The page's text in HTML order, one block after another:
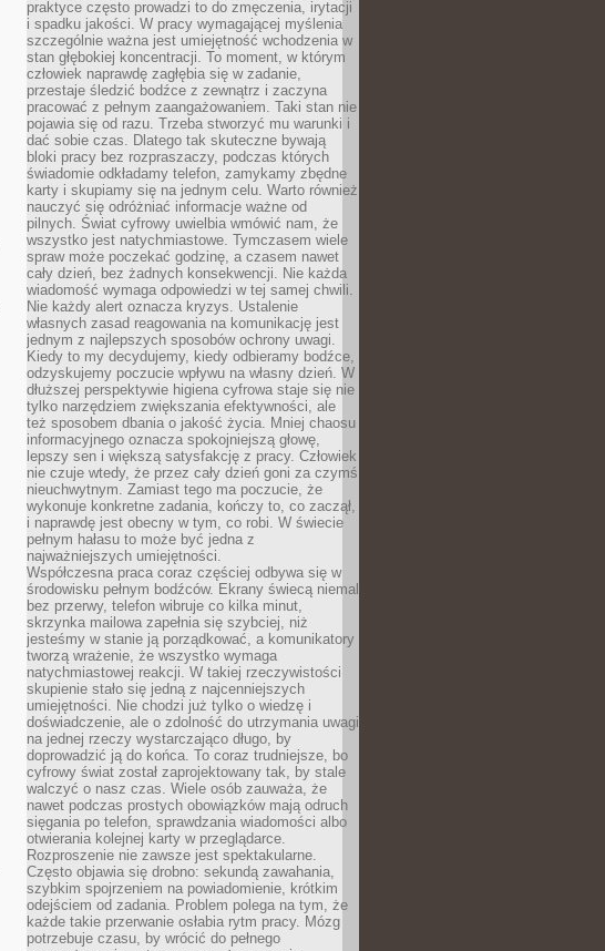
praktyce często prowadzi to do zmęczenia, irytacji
i spadku jakości. W pracy wymagającej myślenia
szczególnie ważna jest umiejętność wchodzenia w
stan głębokiej koncentracji. To moment, w którym
człowiek naprawdę zagłębia się w zadanie,
przestaje śledzić bodźce z zewnątrz i zaczyna
pracować z pełnym zaangażowaniem. Taki stan nie
pojawia się od razu. Trzeba stworzyć mu warunki i
dać sobie czas. Dlatego tak skuteczne bywają
bloki pracy bez rozpraszaczy, podczas których
świadomie odkładamy telefon, zamykamy zbędne
karty i skupiamy się na jednym celu. Warto również
nauczyć się odróżniać informacje ważne od
pilnych. Świat cyfrowy uwielbia wmówić nam, że
wszystko jest natychmiastowe. Tymczasem wiele
spraw może poczekać godzinę, a czasem nawet
cały dzień, bez żadnych konsekwencji. Nie każda
wiadomość wymaga odpowiedzi w tej samej chwili.
Nie każdy alert oznacza kryzys. Ustalenie
własnych zasad reagowania na komunikację jest
jednym z najlepszych sposobów ochrony uwagi.
Kiedy to my decydujemy, kiedy odbieramy bodźce,
odzyskujemy poczucie wpływu na własny dzień. W
dłuższej perspektywie higiena cyfrowa staje się nie
tylko narzędziem zwiększania efektywności, ale
też sposobem dbania o jakość życia. Mniej chaosu
informacyjnego oznacza spokojniejszą głowę,
lepszy sen i większą satysfakcję z pracy. Człowiek
nie czuje wtedy, że przez cały dzień goni za czymś
nieuchwytnym. Zamiast tego ma poczucie, że
wykonuje konkretne zadania, kończy to, co zaczął,
i naprawdę jest obecny w tym, co robi. W świecie
pełnym hałasu to może być jedna z
najważniejszych umiejętności.
Współczesna praca coraz częściej odbywa się w
środowisku pełnym bodźców. Ekrany świecą niemal
bez przerwy, telefon wibruje co kilka minut,
skrzynka mailowa zapełnia się szybciej, niż
jesteśmy w stanie ją porządkować, a komunikatory
tworzą wrażenie, że wszystko wymaga
natychmiastowej reakcji. W takiej rzeczywistości
skupienie stało się jedną z najcenniejszych
umiejętności. Nie chodzi już tylko o wiedzę i
doświadczenie, ale o zdolność do utrzymania uwagi
na jednej rzeczy wystarczająco długo, by
doprowadzić ją do końca. To coraz trudniejsze, bo
cyfrowy świat został zaprojektowany tak, by stale
walczyć o nasz czas. Wiele osób zauważa, że
nawet podczas prostych obowiązków mają odruch
sięgania po telefon, sprawdzania wiadomości albo
otwierania kolejnej karty w przeglądarce.
Rozproszenie nie zawsze jest spektakularne.
Często objawia się drobno: sekundą zawahania,
szybkim spojrzeniem na powiadomienie, krótkim
odejściem od zadania. Problem polega na tym, że
każde takie przerwanie osłabia rytm pracy. Mózg
potrzebuje czasu, by wrócić do pełnego